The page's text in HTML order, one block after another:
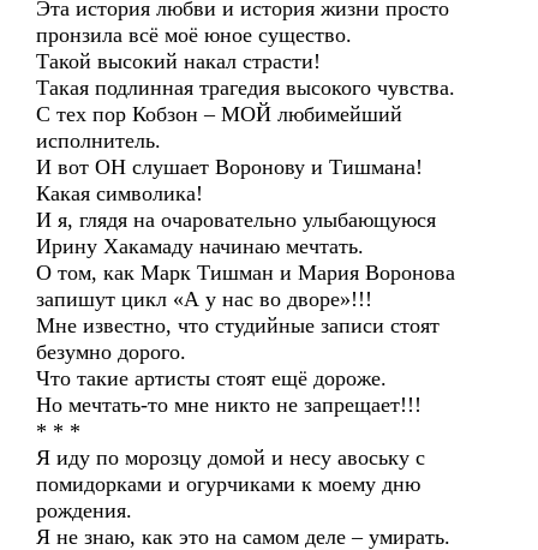
Эта история любви и история жизни просто
пронзила всё моё юное существо.
Такой высокий накал страсти!
Такая подлинная трагедия высокого чувства.
С тех пор Кобзон – МОЙ любимейший
исполнитель.
И вот ОН слушает Воронову и Тишмана!
Какая символика!
И я, глядя на очаровательно улыбающуюся
Ирину Хакамаду начинаю мечтать.
О том, как Марк Тишман и Мария Воронова
запишут цикл «А у нас во дворе»!!!
Мне известно, что студийные записи стоят
безумно дорого.
Что такие артисты стоят ещё дороже.
Но мечтать-то мне никто не запрещает!!!
* * *
Я иду по морозцу домой и несу авоську с
помидорками и огурчиками к моему дню
рождения.
Я не знаю, как это на самом деле – умирать.